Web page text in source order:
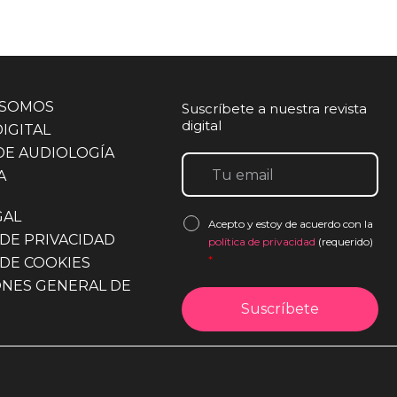
AUDIOLOGÍA
PRIVACIDAD
COOKIES
GENERAL DE
Suscríbete a nuestra revista
digital
Acepto y estoy de acuerdo con la
política de privacidad (requerido)
*